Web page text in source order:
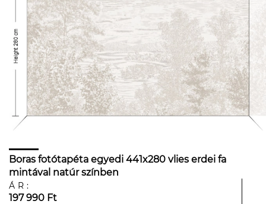
Boras fotótapéta egyedi 441x280 vlies erdei fa
mintával natúr színben
ÁR:
197 990 Ft